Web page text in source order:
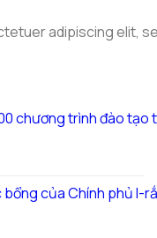
adipiscing elit,
chương trình đào tạo
của Chính phủ I-